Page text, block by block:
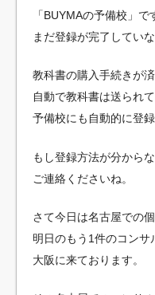
「BUYMAの予備校」で
まだ登録が完了してい
教科書の購入手続きが済
自動で教科書は送られて
予備校にも自動的に登録
もし登録方法が分から
ご連絡くださいね。
さて今日は名古屋での
明日のもう1件のコンサ
大阪に来ております。